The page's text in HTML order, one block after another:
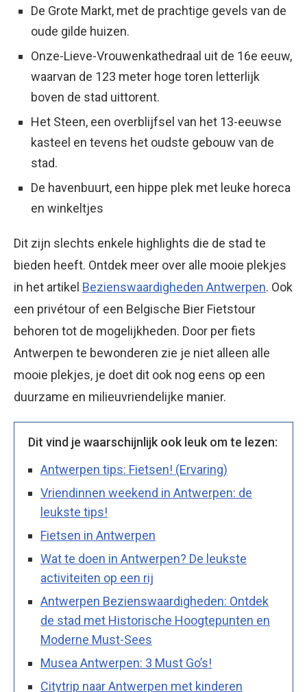
De Grote Markt, met de prachtige gevels van de
oude gilde huizen.
Onze-Lieve-Vrouwenkathedraal uit de 16e eeuw,
waarvan de 123 meter hoge toren letterlijk
boven de stad uittorent.
Het Steen, een overblijfsel van het 13-eeuwse
kasteel en tevens het oudste gebouw van de
stad.
De havenbuurt, een hippe plek met leuke horeca
en winkeltjes
Dit zijn slechts enkele highlights die de stad te
bieden heeft. Ontdek meer over alle mooie plekjes
in het artikel Bezienswaardigheden Antwerpen. Ook
een privétour of een Belgische Bier Fietstour
behoren tot de mogelijkheden. Door per fiets
Antwerpen te bewonderen zie je niet alleen alle
mooie plekjes, je doet dit ook nog eens op een
duurzame en milieuvriendelijke manier.
Dit vind je waarschijnlijk ook leuk om te lezen:
Antwerpen tips: Fietsen! (Ervaring)
Vriendinnen weekend in Antwerpen: de
leukste tips!
Fietsen in Antwerpen
Wat te doen in Antwerpen? De leukste
activiteiten op een rij
Antwerpen Bezienswaardigheden: Ontdek
de stad met Historische Hoogtepunten en
Moderne Must-Sees
Musea Antwerpen: 3 Must Go’s!
Citytrip naar Antwerpen met kinderen